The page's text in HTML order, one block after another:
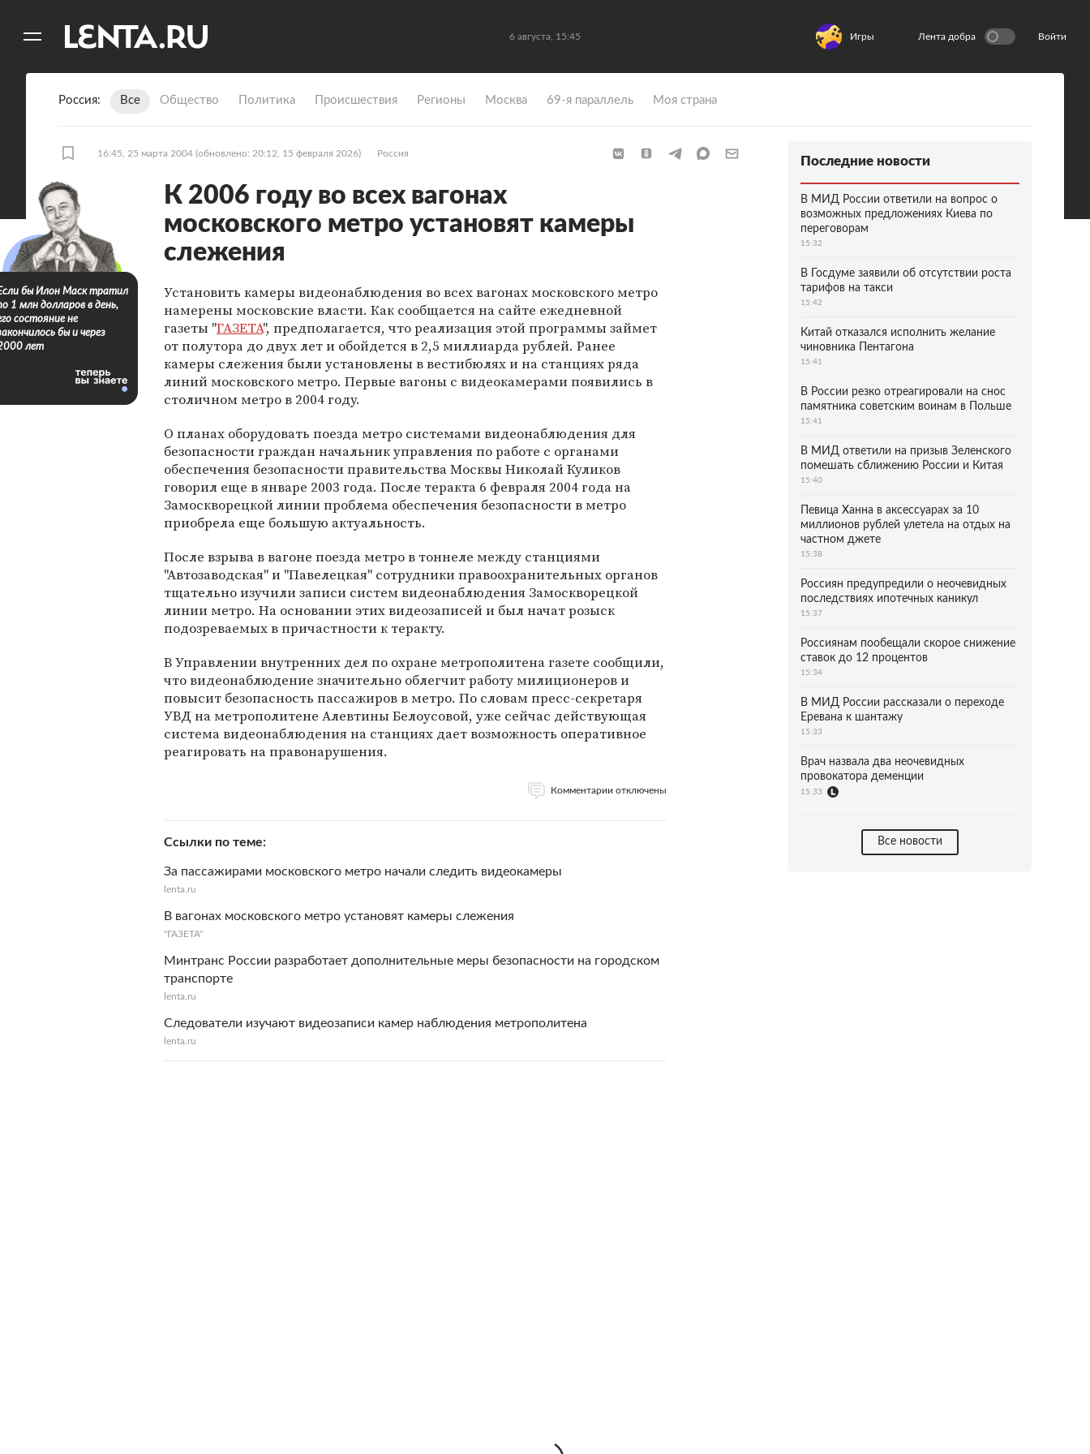
6 августа, 15:45 Игры Лента добра Войти
Россия Все Общество Политика Происшествия Регионы Москва 69-я параллель Моя страна
16:45, 25 марта 2004 (обновлено: 20:12, 15 февраля 2026) Россия
К 2006 году во всех вагонах
московского метро установят камеры
слежения
Установить камеры видеонаблюдения во всех вагонах московского метро
намерены московские власти. Как сообщается на сайте ежедневной
газеты "ГАЗЕТА", предполагается, что реализация этой программы займет
от полутора до двух лет и обойдется в 2,5 миллиарда рублей. Ранее
камеры слежения были установлены в вестибюлях и на станциях ряда
линий московского метро. Первые вагоны с видеокамерами появились в
столичном метро в 2004 году.
О планах оборудовать поезда метро системами видеонаблюдения для
безопасности граждан начальник управления по работе с органами
обеспечения безопасности правительства Москвы Николай Куликов
говорил еще в январе 2003 года. После теракта 6 февраля 2004 года на
Замоскворецкой линии проблема обеспечения безопасности в метро
приобрела еще большую актуальность.
После взрыва в вагоне поезда метро в тоннеле между станциями
"Автозаводская" и "Павелецкая" сотрудники правоохранительных органов
тщательно изучили записи систем видеонаблюдения Замоскворецкой
линии метро. На основании этих видеозаписей и был начат розыск
подозреваемых в причастности к теракту.
В Управлении внутренних дел по охране метрополитена газете сообщили,
что видеонаблюдение значительно облегчит работу милиционеров и
повысит безопасность пассажиров в метро. По словам пресс-секретаря
УВД на метрополитене Алевтины Белоусовой, уже сейчас действующая
система видеонаблюдения на станциях дает возможность оперативное
реагировать на правонарушения.
Комментарии отключены
Ссылки по теме
За пассажирами московского метро начали следить видеокамеры
lenta.ru
В вагонах московского метро установят камеры слежения
"ГАЗЕТА"
Минтранс России разработает дополнительные меры безопасности на городском
транспорте
lenta.ru
Следователи изучают видеозаписи камер наблюдения метрополитена
lenta.ru
бы Илон Маск тратил
1 млн долларов в день,
состояние не
бы и через
лет
Последние новости
В МИД России ответили на вопрос о
возможных предложениях Киева по
переговорам
15:32
В Госдуме заявили об отсутствии роста
тарифов на такси
15:42
Китай отказался исполнить желание
чиновника Пентагона
15:41
В России резко отреагировали на снос
памятника советским воинам в Польше
15:41
В МИД ответили на призыв Зеленского
помешать сближению России и Китая
15:40
Певица Ханна в аксессуарах за 10
миллионов рублей улетела на отдых на
частном джете
15:38
Россиян предупредили о неочевидных
последствиях ипотечных каникул
15:37
Россиянам пообещали скорое снижение
ставок до 12 процентов
15:34
В МИД России рассказали о переходе
Еревана к шантажу
15:33
Врач назвала два неочевидных
провокатора деменции
15:33
Все новости